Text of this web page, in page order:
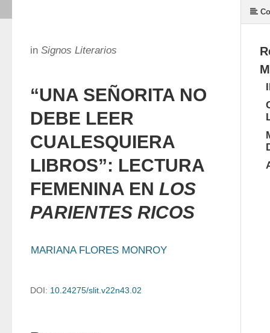
in Signos Literarios
“UNA SEÑORITA NO
DEBE LEER
CUALESQUIERA
LIBROS”: LECTURA
FEMENINA EN LOS
PARIENTES RICOS
MARIANA FLORES MONROY
DOI: 10.24275/slit.v22n43.02